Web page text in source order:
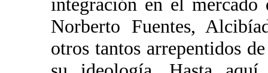
Norberto Fuentes,
otros tantos arrepentidos